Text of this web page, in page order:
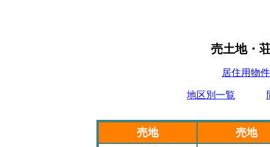
売土地・
居住用物
地区別一覧
売地
売地